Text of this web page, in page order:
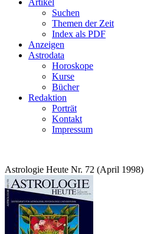
Artikel
Suchen
Themen der Zeit
Index als PDF
Anzeigen
Astrodata
Horoskope
Kurse
Bücher
Redaktion
Porträt
Kontakt
Impressum
Astrologie Heute Nr. 72 (April 1998)